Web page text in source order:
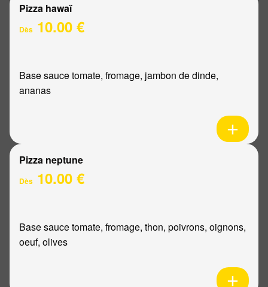
Pizza hawaï
Dès 10.00 €
Base sauce tomate, fromage, jambon de dinde,
ananas
Pizza neptune
Dès 10.00 €
Base sauce tomate, fromage, thon, poivrons, oignons,
oeuf, olives